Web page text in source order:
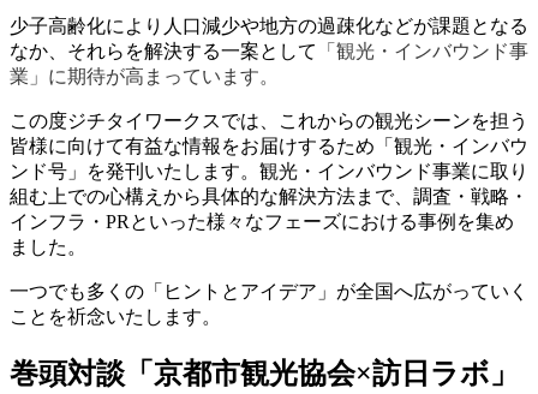
少子高齢化により人口減少や地方の過疎化などが課題となる
なか、それらを解決する一案として
「観光・インバウンド事
業」に期待が高まっています。
この度ジチタイワークスでは、これからの観光シーンを担う
皆様に向けて有益な情報をお届けするため「観光・インバウ
ンド号」を発刊いたします。観光・インバウンド事業に取り
組む上での心構えから具体的な解決方法まで、調査・戦略・
インフラ・PRといった様々なフェーズにおける事例を集め
ました。
一つでも多くの「ヒントとアイデア」が全国へ広がっていく
ことを祈念いたします。
巻頭対談「京都市観光協会×訪日ラボ」